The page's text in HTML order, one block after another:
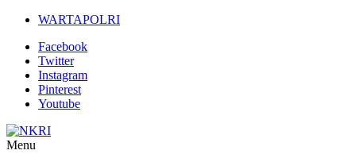
Lompat
konten
WARTAPOLRI
Facebook
Twitter
Instagram
Pinterest
Youtube
Menu